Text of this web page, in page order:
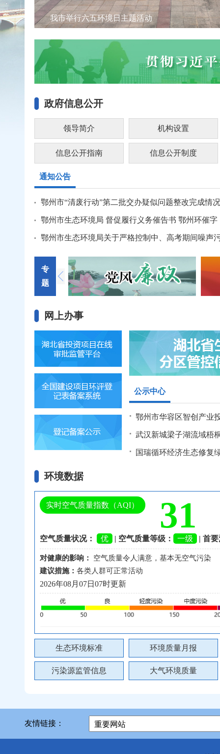
我市举行六五环境日主题活动
政府信息公开
领导简介 机构设置
信息公开指南 信息公开制度
通知公告
鄂州市“清废行动”第二批交办疑似问题整改完成情
鄂州市生态环境局 督促履行义务催告书 鄂州环催字
鄂州市生态环境局关于严格控制中、高考期间噪声
专
题
网上办事
公示中心
环境数据
31
实时空气质量指数（AQI）
空气质量状况： 优 | 空气质量等级： 一级 | 首
对健康的影响：
空气质量令人满意，基本无空气污染
建议措施： 各类人群可正常活动
2026年08月07日07时更新
生态环境标准 环境质量月报
污染源监管信息 大气环境质量
友情链接：